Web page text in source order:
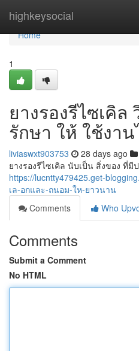
highkeysocial
Home
Home
1
ยางรองรีไซเคิล
รักษา ให้ ใช้งา
liviaswxt903753 28 days ago
ยางรองรีไซเคิล นับเป็น สิ่งของ ที่
https://lucntty479425.get-
เล-อกและ-ถนอม-ให-ยาวนาน
Comments
Who
Comments
Submit a Comment
No HTML